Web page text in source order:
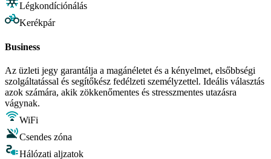
Légkondíciónálás
Kerékpár
Business
Az üzleti jegy garantálja a magánéletet és a kényelmet, elsőbbségi
szolgáltatással és segítőkész fedélzeti személyzettel. Ideális választás
azok számára, akik zökkenőmentes és stresszmentes utazásra
vágynak.
WiFi
Csendes zóna
Hálózati aljzatok